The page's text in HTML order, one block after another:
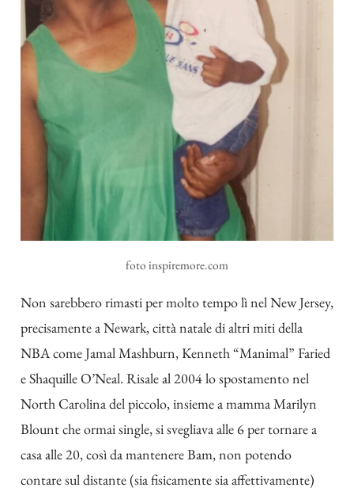
foto inspiremore.com
Non sarebbero rimasti per molto tempo lì nel New Jersey,
precisamente a Newark, città natale di altri miti della
NBA come Jamal Mashburn, Kenneth “Manimal” Faried
e Shaquille O’Neal. Risale al 2004 lo spostamento nel
North Carolina del piccolo, insieme a mamma Marilyn
Blount che ormai single, si svegliava alle 6 per tornare a
casa alle 20, così da mantenere Bam, non potendo
contare sul distante (sia fisicamente sia affettivamente)